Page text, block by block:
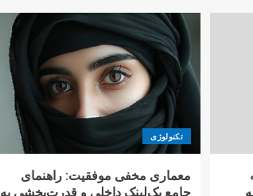
تکنولوژی
معماری مخفی موفقیت: راهنمای
جامع بک‌لینک داخلی و قدرت‌بخشی به